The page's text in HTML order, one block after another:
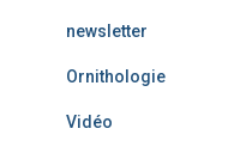
newsletter
Ornithologie
Vidéo